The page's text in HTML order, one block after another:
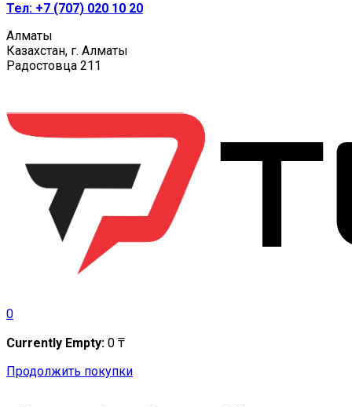
Тел: +7 (707) 020 10 20
Алматы
Казахстан, г. Алматы
Радостовца 211
0
Currently Empty: 0 ₸
Продолжить покупки